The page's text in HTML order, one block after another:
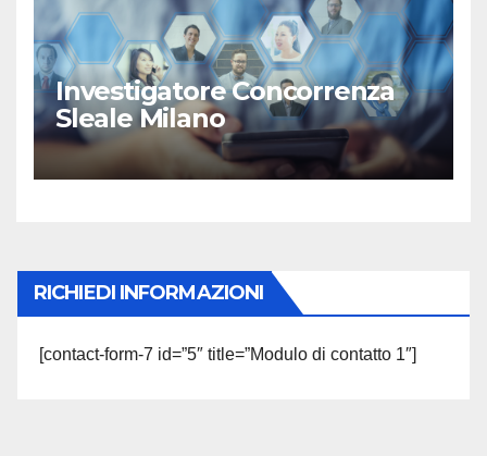
Investigatore Concorrenza
Sleale Milano
RICHIEDI INFORMAZIONI
[contact-form-7 id=”5″ title=”Modulo di contatto 1″]